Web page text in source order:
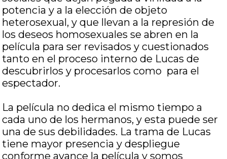
potencia y a la elección de objeto
heterosexual, y que llevan a la represión de
los deseos homosexuales se abren en la
película para ser revisados y cuestionados
tanto en el proceso interno de Lucas de
descubrirlos y procesarlos como para el
espectador.
La película no dedica el mismo tiempo a
cada uno de los hermanos, y esta puede ser
una de sus debilidades. La trama de Lucas
tiene mayor presencia y despliegue
conforme avance la película y somos